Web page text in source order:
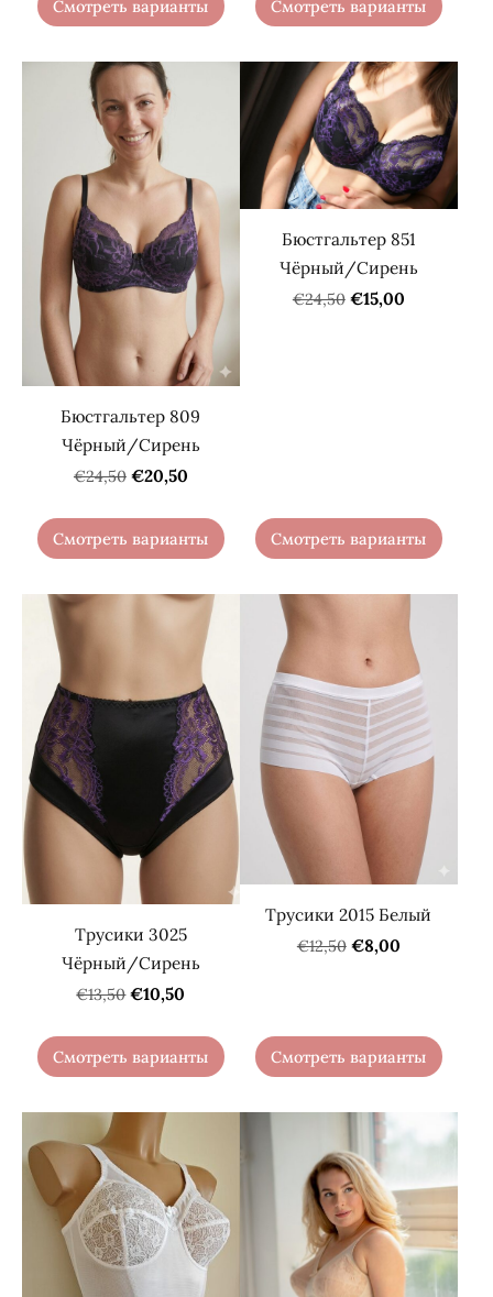
Смотреть варианты Смотреть варианты
Бюстгальтер 809
Чёрный/Сирень
€24,50 €20,50
Смотреть варианты
Бюстгальтер 851
Чёрный/Сирень
€24,50 €15,00
Смотреть варианты
Трусики 3025
Чёрный/Сирень
€13,50 €10,50
Смотреть варианты
Трусики 2015 Белый
€12,50 €8,00
Смотреть варианты